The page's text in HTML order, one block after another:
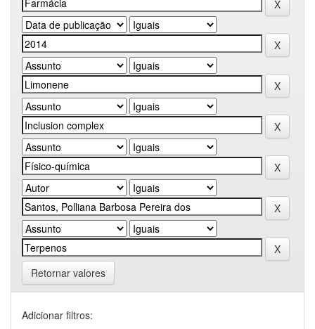
Retornar valores
Adicionar filtros: